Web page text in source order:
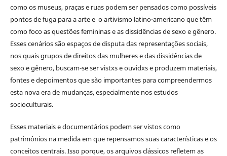
como os museus, praças e ruas podem ser pensados como possíveis
pontos de fuga para a arte e o artivismo latino-americano que têm
como foco as questões femininas e as dissidências de sexo e gênero.
Esses cenários são espaços de disputa das representações sociais,
nos quais grupos de direitos das mulheres e das dissidências de
sexo e gênero, buscam-se ser vistxs e ouvidxs e produzem materiais,
fontes e depoimentos que são importantes para compreendermos
esta nova era de mudanças, especialmente nos estudos
socioculturais.
Esses materiais e documentários podem ser vistos como
patrimônios na medida em que repensamos suas características e os
conceitos centrais. Isso porque, os arquivos clássicos refletem as